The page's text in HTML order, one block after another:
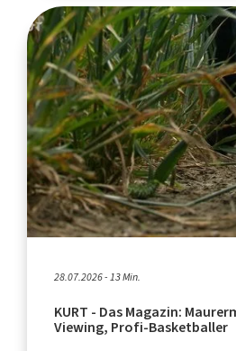
28.07.2026 - 13 Min.
KURT - Das Magazin:
Viewing, Profi-Basketballer